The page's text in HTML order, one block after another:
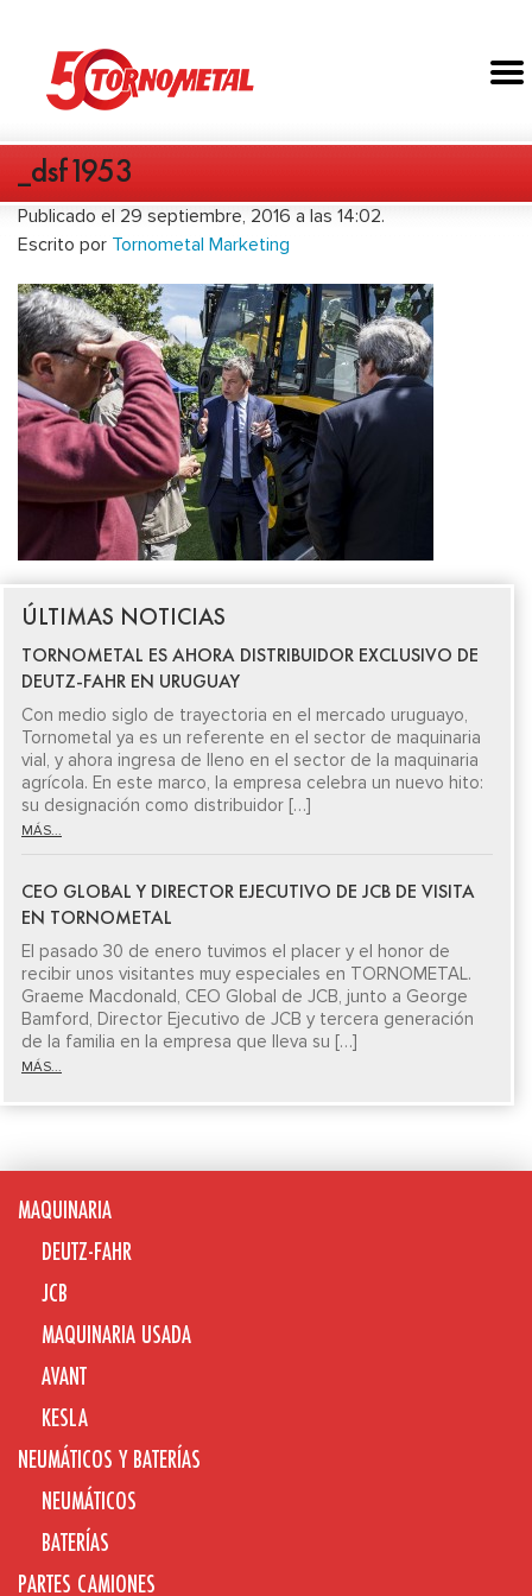
_dsf1953
Publicado el 29 septiembre, 2016 a las 14:02.
Escrito por Tornometal Marketing
ÚLTIMAS NOTICIAS
TORNOMETAL ES AHORA DISTRIBUIDOR EXCLUSIVO DE
DEUTZ-FAHR EN URUGUAY
Con medio siglo de trayectoria en el mercado uruguayo,
Tornometal ya es un referente en el sector de maquinaria
vial, y ahora ingresa de lleno en el sector de la maquinaria
agrícola. En este marco, la empresa celebra un nuevo hito:
su designación como distribuidor […]
MÁS...
CEO GLOBAL Y DIRECTOR EJECUTIVO DE JCB DE VISITA
EN TORNOMETAL
El pasado 30 de enero tuvimos el placer y el honor de
recibir unos visitantes muy especiales en TORNOMETAL.
Graeme Macdonald, CEO Global de JCB, junto a George
Bamford, Director Ejecutivo de JCB y tercera generación
de la familia en la empresa que lleva su […]
MÁS...
MAQUINARIA
DEUTZ-FAHR
JCB
MAQUINARIA USADA
AVANT
KESLA
NEUMÁTICOS Y BATERÍAS
NEUMÁTICOS
BATERÍAS
PARTES CAMIONES